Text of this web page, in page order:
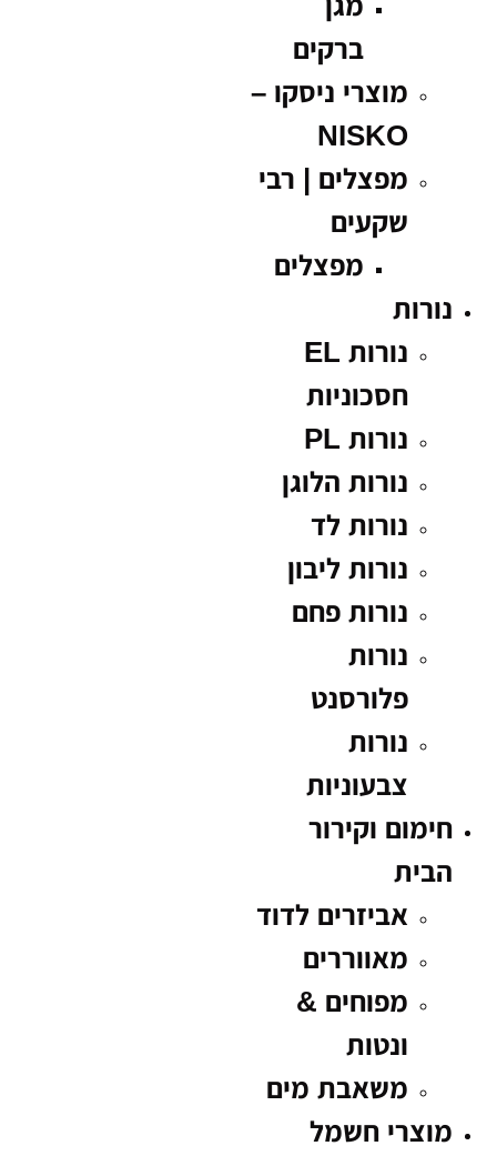
ברקים
מוצרי ניסקו –
NISKO
מפצלים | רבי
שקעים
מפצלים
נורות
נורות EL
חסכוניות
נורות PL
נורות הלוגן
נורות לד
נורות ליבון
נורות פחם
נורות
פלורסנט
נורות
צבעוניות
חימום וקירור
הבית
אביזרים לדוד
מאווררים
מפוחים &
ונטות
משאבת מים
מוצרי חשמל